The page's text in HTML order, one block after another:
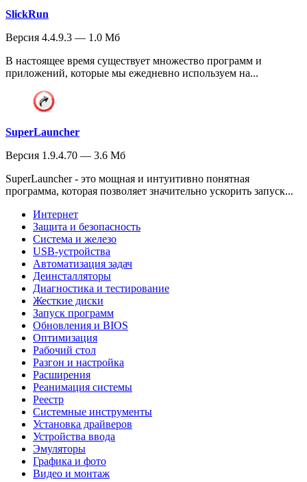
SlickRun
Версия 4.4.9.3 — 1.0 Мб
В настоящее время существует множество программ и
приложений, которые мы ежедневно используем на...
SuperLauncher
Версия 1.9.4.70 — 3.6 Мб
SuperLauncher - это мощная и интуитивно понятная
программа, которая позволяет значительно ускорить запуск...
Интернет
Защита и безопасность
Система и железо
USB-устройства
Автоматизация задач
Деинсталляторы
Диагностика и тестирование
Жесткие диски
Запуск программ
Обновления и BIOS
Оптимизация
Рабочий стол
Разгон и настройка
Расширения
Реанимация системы
Реестр
Системные инструменты
Установка драйверов
Устройства ввода
Эмуляторы
Графика и фото
Видео и монтаж